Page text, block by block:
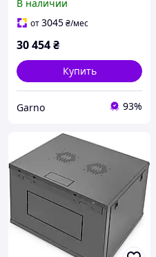
В наличии
от3045₴/мес
30 454₴
Купить
Garno 93%